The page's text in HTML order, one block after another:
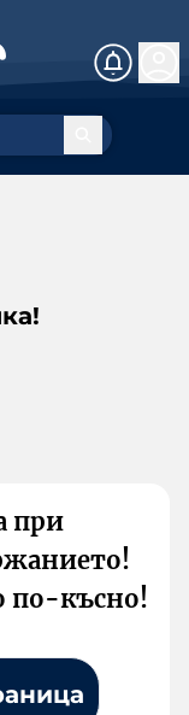
при
по-късно!